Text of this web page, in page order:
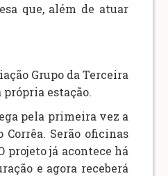
que, além de atuar
Grupo da Terceira
própria estação.
pela primeira vez a
Serão oficinas
já acontece há
e agora receberá